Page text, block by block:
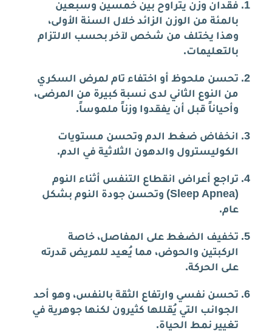
فقدان وزن يتراوح بين خمسين وسبعين
بالمئة من الوزن الزائد خلال السنة الأولى،
وهذا يختلف من شخص لآخر بحسب الالتزام
بالتعليمات.
تحسن ملحوظ أو اختفاء تام لمرض السكري
من النوع الثاني لدى نسبة كبيرة من المرضى،
وأحياناً قبل أن يفقدوا وزناً ملموساً.
انخفاض ضغط الدم وتحسن مستويات
الكوليسترول والدهون الثلاثية في الدم.
تراجع أعراض انقطاع التنفس أثناء النوم
(Sleep Apnea) وتحسن جودة النوم بشكل
عام.
تخفيف الضغط على المفاصل، خاصة
الركبتين والحوض، مما يُعيد للمريض قدرته
على الحركة.
تحسن نفسي وارتفاع الثقة بالنفس، وهو أحد
الجوانب التي يُقللها كثيرون لكنها جوهرية في
تغيير نمط الحياة.